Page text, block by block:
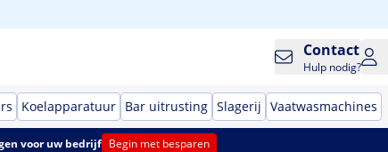
Contact
Hulp nodig?
Koelapparatuur Bar uitrusting Slagerij Vaatwasmachines
voor uw bedrijf Begin met besparen